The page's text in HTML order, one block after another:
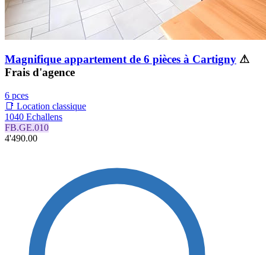
Magnifique appartement de 6 pièces à Cartigny ⚠
Frais d'agence
6 pces
📑 Location classique
1040 Echallens
FB.GE.010
4'490.00